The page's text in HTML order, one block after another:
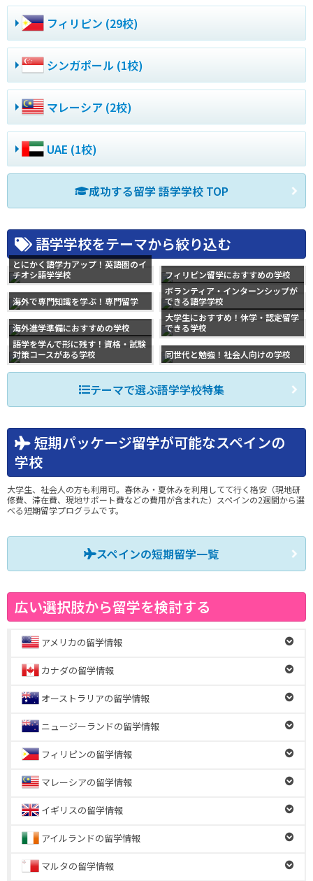
フィリピン (29校)
シンガポール (1校)
マレーシア (2校)
UAE (1校)
成功する留学 語学学校 TOP
語学学校をテーマから絞り込む
とにかく語学力アップ！英語圏のイ
チオシ語学学校
フィリピン留学におすすめの学校
海外で専門知識を学ぶ！専門留学
ボランティア・インターンシップが
できる語学学校
海外進学準備におすすめの学校
大学生におすすめ！休学・認定留学
できる学校
語学を学んで形に残す！資格・試験
対策コースがある学校
同世代と勉強！社会人向けの学校
テーマで選ぶ語学学校特集
短期パッケージ留学が可能なスペインの
学校
大学生、社会人の方も利用可。春休み・夏休みを利用してて行く格安（現地研
修費、滞在費、現地サポート費などの費用が含まれた）スペインの2週間から選
べる短期留学プログラムです。
スペインの短期留学一覧
広い選択肢から留学を検討する
アメリカの留学情報
カナダの留学情報
オーストラリアの留学情報
ニュージーランドの留学情報
フィリピンの留学情報
マレーシアの留学情報
イギリスの留学情報
アイルランドの留学情報
マルタの留学情報